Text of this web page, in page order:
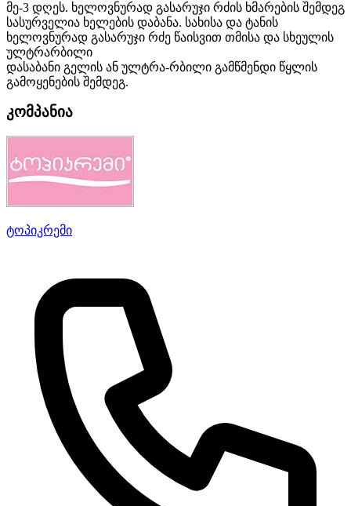
მე-3 დღეს. ხელოვნურად გასარუჯი რძის ხმარების შემდეგ
სასურველია ხელების დაბანა. სახისა და ტანის
ხელოვნურად გასარუჯი რძე წაისვით თმისა და სხეულის
ულტრარბილი
დასაბანი გელის ან ულტრა-რბილი გამწმენდი წყლის
გამოყენების შემდეგ.
კომპანია
ტოპიკრემი